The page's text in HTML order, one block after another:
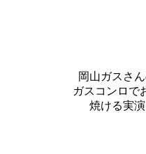
岡山ガスさ
ガスコンロで
焼ける実演